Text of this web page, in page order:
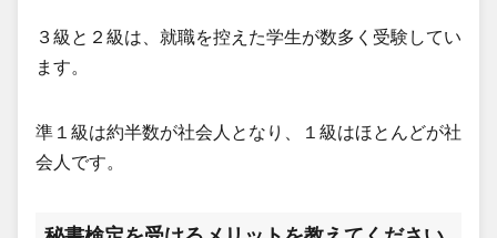
３級と２級は、就職を控えた学生が数多く受験してい
ます。
準１級は約半数が社会人となり、１級はほとんどが社
会人です。